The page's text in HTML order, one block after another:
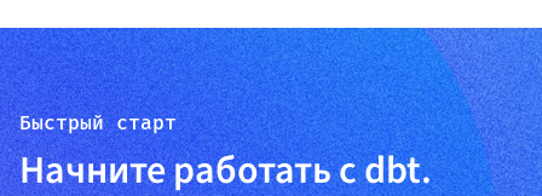
Быстрый старт
Начните работать с dbt.